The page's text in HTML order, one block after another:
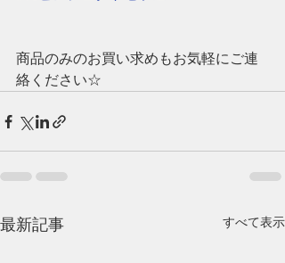
商品のみのお買い求めもお気軽にご連
絡ください☆
最新記事 すべて表示